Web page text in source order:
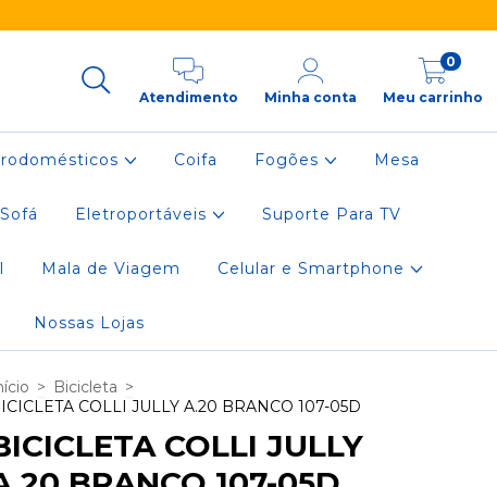
Atendimento Minha conta Meu carrinho
0
Coifa Fogões Mesa
Sofá Eletroportáveis Suporte Para TV
Mala de Viagem Celular e Smartphone
Nossas Lojas
> Bicicleta >
COLLI JULLY A.20 BRANCO 107-05D
COLLI JULLY